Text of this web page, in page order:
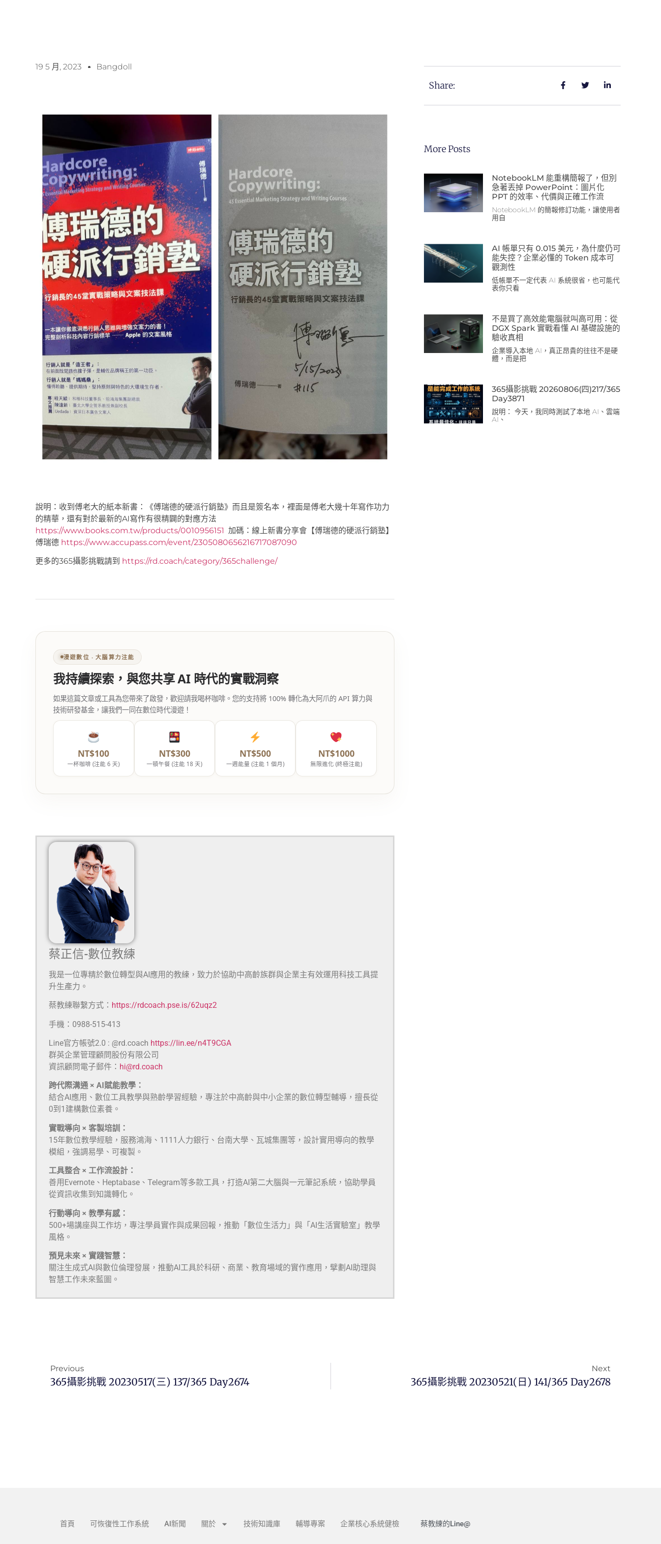
19 5 月, 2023 Bangdoll
說明：收到傅老大的紙本新書：《傅瑞德的硬派行銷塾》而且是簽名本，裡面是傅老大幾十年寫作功力
的精華，還有對於最新的AI寫作有很精闢的對應方法
https://www.books.com.tw/products/0010956151 加碼：線上新書分享會【傅瑞德的硬派行銷塾】
傅瑞德 https://www.accupass.com/event/2305080656216717087090
更多的365攝影挑戰請到 https://rd.coach/category/365challenge/
漫遊數位 ‧ 大腦算力注能
我持續探索，與您共享 AI 時代的實戰洞察
如果這篇文章或工具為您帶來了啟發，歡迎請我喝杯咖啡。您的支持將 100% 轉化為大阿爪的 API 算力與
技術研發基金，讓我們一同在數位時代漫遊！
NT$100
一杯咖啡 (注能 6 天)
NT$300
一頓午餐 (注能 18 天)
NT$500
一週能量 (注能 1 個月)
NT$1000
無限進化 (終極注能)
蔡正信-數位教練
我是一位專精於數位轉型與AI應用的教練，致力於協助中高齡族群與企業主有效運用科技工具提
升生產力。
蔡教練聯繫方式： https://rdcoach.pse.is/62uqz2
手機：0988-515-413
Line官方帳號2.0 : @rd.coach https://lin.ee/n4T9CGA
群英企業管理顧問股份有限公司
資訊顧問電子郵件： hi@rd.coach
跨代際溝通 × AI賦能教學：
結合AI應用、數位工具教學與熟齡學習經驗，專注於中高齡與中小企業的數位轉型輔導，擅長從
0到1建構數位素養。
實戰導向 × 客製培訓：
15年數位教學經驗，服務鴻海、1111人力銀行、台南大學、瓦城集團等，設計實用導向的教學
模組，強調易學、可複製。
工具整合 × 工作流設計：
善用Evernote、Heptabase、Telegram等多款工具，打造AI第二大腦與一元筆記系統，協助學員
從資訊收集到知識轉化。
行動導向 × 教學有感：
500+場講座與工作坊，專注學員實作與成果回報，推動「數位生活力」與「AI生活實驗室」教學
風格。
預見未來 × 實踐智慧：
關注生成式AI與數位倫理發展，推動AI工具於科研、商業、教育場域的實作應用，擘劃AI助理與
智慧工作未來藍圖。
Share:
More Posts
NotebookLM 能重構簡報了，但別
急著丟掉 PowerPoint：圖片化
PPT 的效率、代價與正確工作流
NotebookLM 的簡報修訂功能，讓使用者
用自
AI 帳單只有 0.015 美元，為什麼仍可
能失控？企業必懂的 Token 成本可
觀測性
低帳單不一定代表 AI 系統很省，也可能代
表你只看
不是買了高效能電腦就叫高可用：從
DGX Spark 實戰看懂 AI 基礎設施的
驗收真相
企業導入本地 AI，真正昂貴的往往不是硬
體，而是把
365攝影挑戰 20260806(四)217/365
Day3871
說明： 今天，我同時測試了本地 AI、雲端
AI、
Previous
365攝影挑戰 20230517(三) 137/365 Day2674
Next
365攝影挑戰 20230521(日) 141/365 Day2678
首頁 可恢復性工作系統 AI新聞 關於 技術知識庫 輔導專案 企業核心系統健檢 蔡教練的Line@